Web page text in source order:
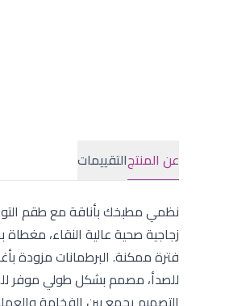
عن المنتجالتقييمات
زجاجية صحية عالية النقاء،
فترة ممكنة. البرطمانات مزودة
للصدأ، مصمم بشكل طولي موفر